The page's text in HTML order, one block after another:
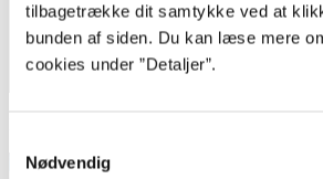
tilbagetrække dit samtykke ved at
bunden af siden. Du kan læse mere
cookies under ”Detaljer”.
Nødvendig